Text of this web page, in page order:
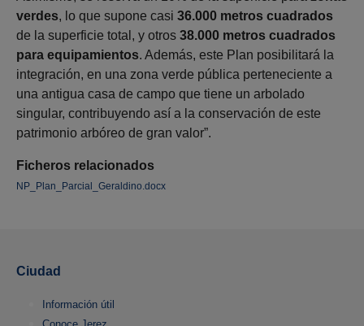
Ficheros relacionados
NP_Plan_Parcial_Geraldino.docx
verdes, lo que supone casi 36.000 metros cuadrados
de la superficie total, y otros 38.000 metros cuadrados
para equipamientos. Además, este Plan posibilitará la
integración, en una zona verde pública perteneciente a
una antigua casa de campo que tiene un arbolado
singular, contribuyendo así a la conservación de este
patrimonio arbóreo de gran valor”.
Ciudad
Información útil